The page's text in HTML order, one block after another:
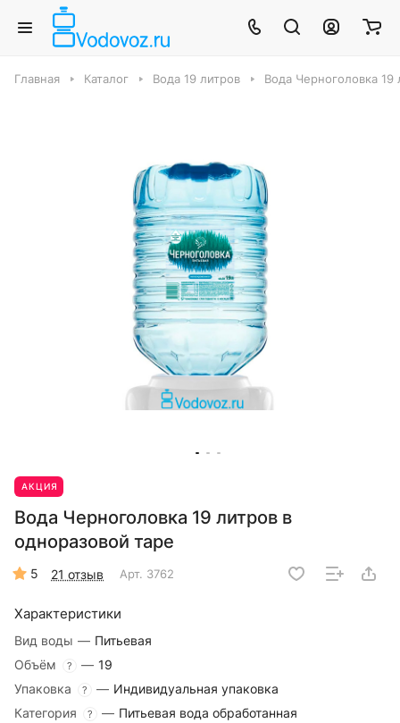
Главная Каталог Вода 19 литров Вода Черноголовка 19
АКЦИЯ
Вода Черноголовка 19 литров в
одноразовой таре
5 21 отзыв Арт. 3762
Характеристики
Вид воды — Питьевая
Объём
? — 19
Упаковка
? — Индивидуальная упаковка
Категория
? — Питьевая вода обработанная